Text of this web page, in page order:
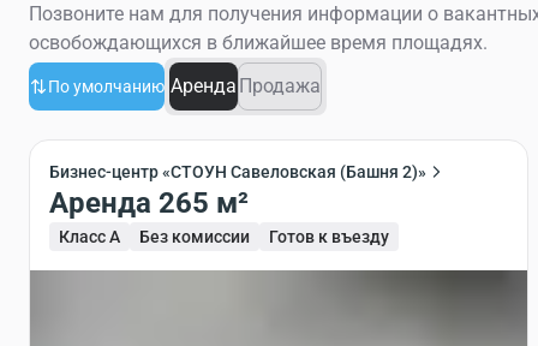
Позвоните нам для получения информации о
освобождающихся в ближайшее время площадях.
По умолчанию Аренда Продажа
Бизнес-центр «СТОУН Савеловская (Башня 2)»
Аренда 265 м²
Класс A Без комиссии Готов к въезду